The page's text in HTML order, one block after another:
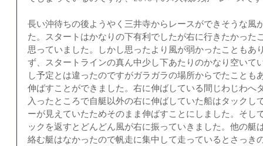
長い沖待ちの後ようやく三井寺からレースができそうな風
た。スタートはかなりの下有利でしたが右に行きたかった
思っていました。しかし思ったより風が弱かったこともあ
ず、スタートラインの真ん中少し下あたりのかなり空いて
し予定とは違ったのですがガラガラの場所からでたことも
伸ばすことができました。右に伸ばしている間じわじわへ
入ったところで自艇以外の右に伸ばしていた船はタックし
ーが見えていたためそのまま伸ばすことにしました。そし
ックを返すとどんどん風が右に振っていきました。他の艇
絡む艇はなかったので帆走に集中して走っているとさっき